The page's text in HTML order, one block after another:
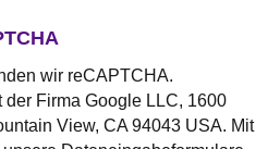
wir reCAPTCHA.
Firma Google LLC, 1600
View, CA 94043 USA. Mit